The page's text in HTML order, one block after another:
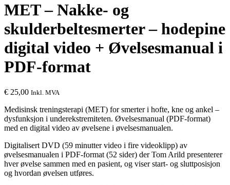
MET – Nakke- og
skulderbeltesmerter – hodepine
digital video + Øvelsesmanual i
PDF-format
€ 25,00 Inkl. MVA
Medisinsk treningsterapi (MET) for smerter i hofte, kne og ankel –
dysfunksjon i underekstremiteten. Øvelsesmanual (PDF-format)
med en digital video av øvelsene i øvelsesmanualen.
Digitalisert DVD (59 minutter video i fire videoklipp) av
øvelsesmanualen i PDF-format (52 sider) der Tom Arild presenterer
hver øvelse sammen med en pasient, og viser start- og sluttposisjon
og hvordan øvelsen utføres.